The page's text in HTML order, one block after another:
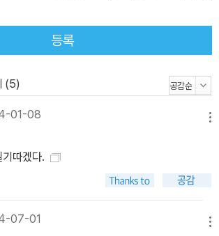
등록
(5)
01-08
따겠다.
07-01